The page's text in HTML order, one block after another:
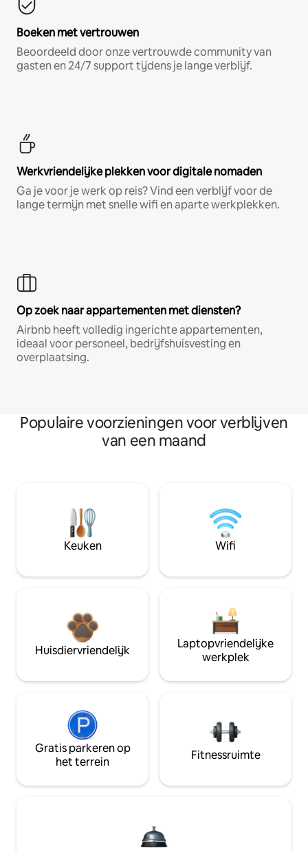
Boeken met vertrouwen
Beoordeeld door onze vertrouwde community van
gasten en 24/7 support tijdens je lange verblijf.
Werkvriendelijke plekken voor digitale nomaden
Ga je voor je werk op reis? Vind een verblijf voor de
lange termijn met snelle wifi en aparte werkplekken.
Op zoek naar appartementen met diensten?
Airbnb heeft volledig ingerichte appartementen,
ideaal voor personeel, bedrijfshuisvesting en
overplaatsing.
Populaire voorzieningen voor verblijven
van een maand
Keuken Wifi
Huisdiervriendelijk
Laptopvriendelijke
werkplek
Gratis parkeren op
het terrein
Fitnessruimte